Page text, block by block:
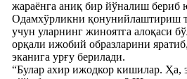
жараёнга аниқ бир йўналиш бериб
Одамхўрликни қонунийлаштириш
учун уларнинг жиноятга алоқаси
орқали ижобий образларини
эканига урғу берилади.
“Булар ахир ижодкор кишилар. Ҳа,